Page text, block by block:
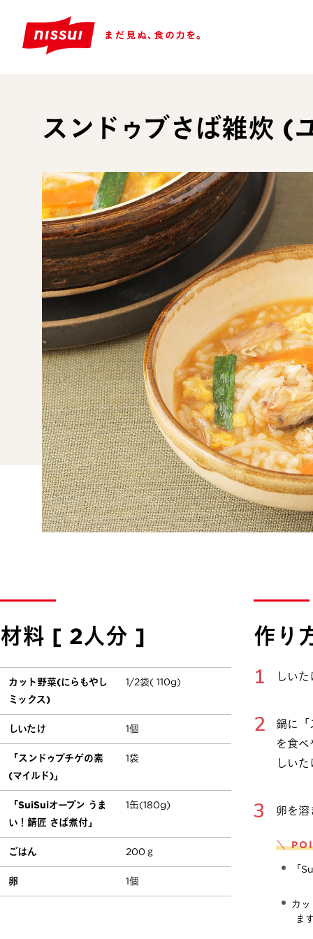
スンドゥブさば雑炊 (
材料 [ 2人分 ]
カット野菜(にらもやし
ミックス)
1/2袋( 110g)
しいたけ 1個
「スンドゥブチゲの素
(マイルド)」
1袋
「SuiSuiオープン うま
い！鯖匠 さば煮付」
1缶(180g)
ごはん 200ｇ
卵 1個
作り
しい
鍋に「
を食
しい
卵を溶
＼
「
カ
ま